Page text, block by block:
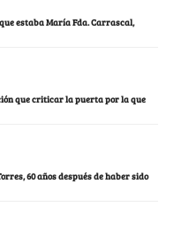
estaba María Fda. Carrascal,
que criticar la puerta por la que
60 años después de haber sido